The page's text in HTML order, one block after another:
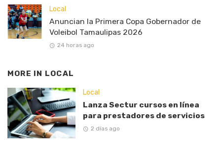
Local
Anuncian la Primera Copa Gobernador de
Voleibol Tamaulipas 2026
24 horas ago
MORE IN LOCAL
Local
Lanza Sectur cursos en línea
para prestadores de servicios
2 días ago